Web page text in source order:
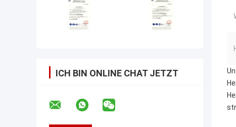
ICH BIN ONLINE CHAT JETZT